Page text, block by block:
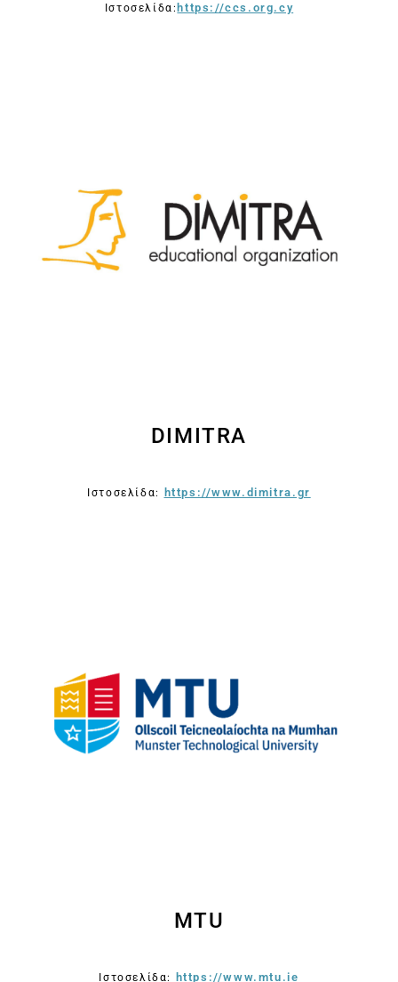
Ιστοσελίδα: https://ccs.org.cy
DIMITRA
Ιστοσελίδα: https://www.dimitra.gr
MTU
Ιστοσελίδα: https://www.mtu.ie